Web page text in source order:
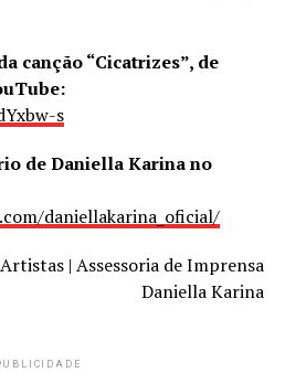
canção “Cicatrizes”, de
s
de Daniella Karina no
daniellakarina_oficial/
| Assessoria de Imprensa
Daniella Karina